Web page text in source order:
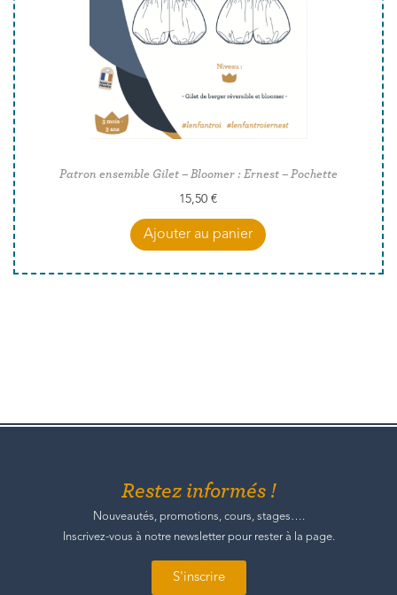
Patron ensemble Gilet – Bloomer : Ernest – Pochette
15,50€
Ajouter au panier
Restez informés !
Nouveautés, promotions, cours, stages….
Inscrivez-vous à notre newsletter pour rester à la page.
S'inscrire